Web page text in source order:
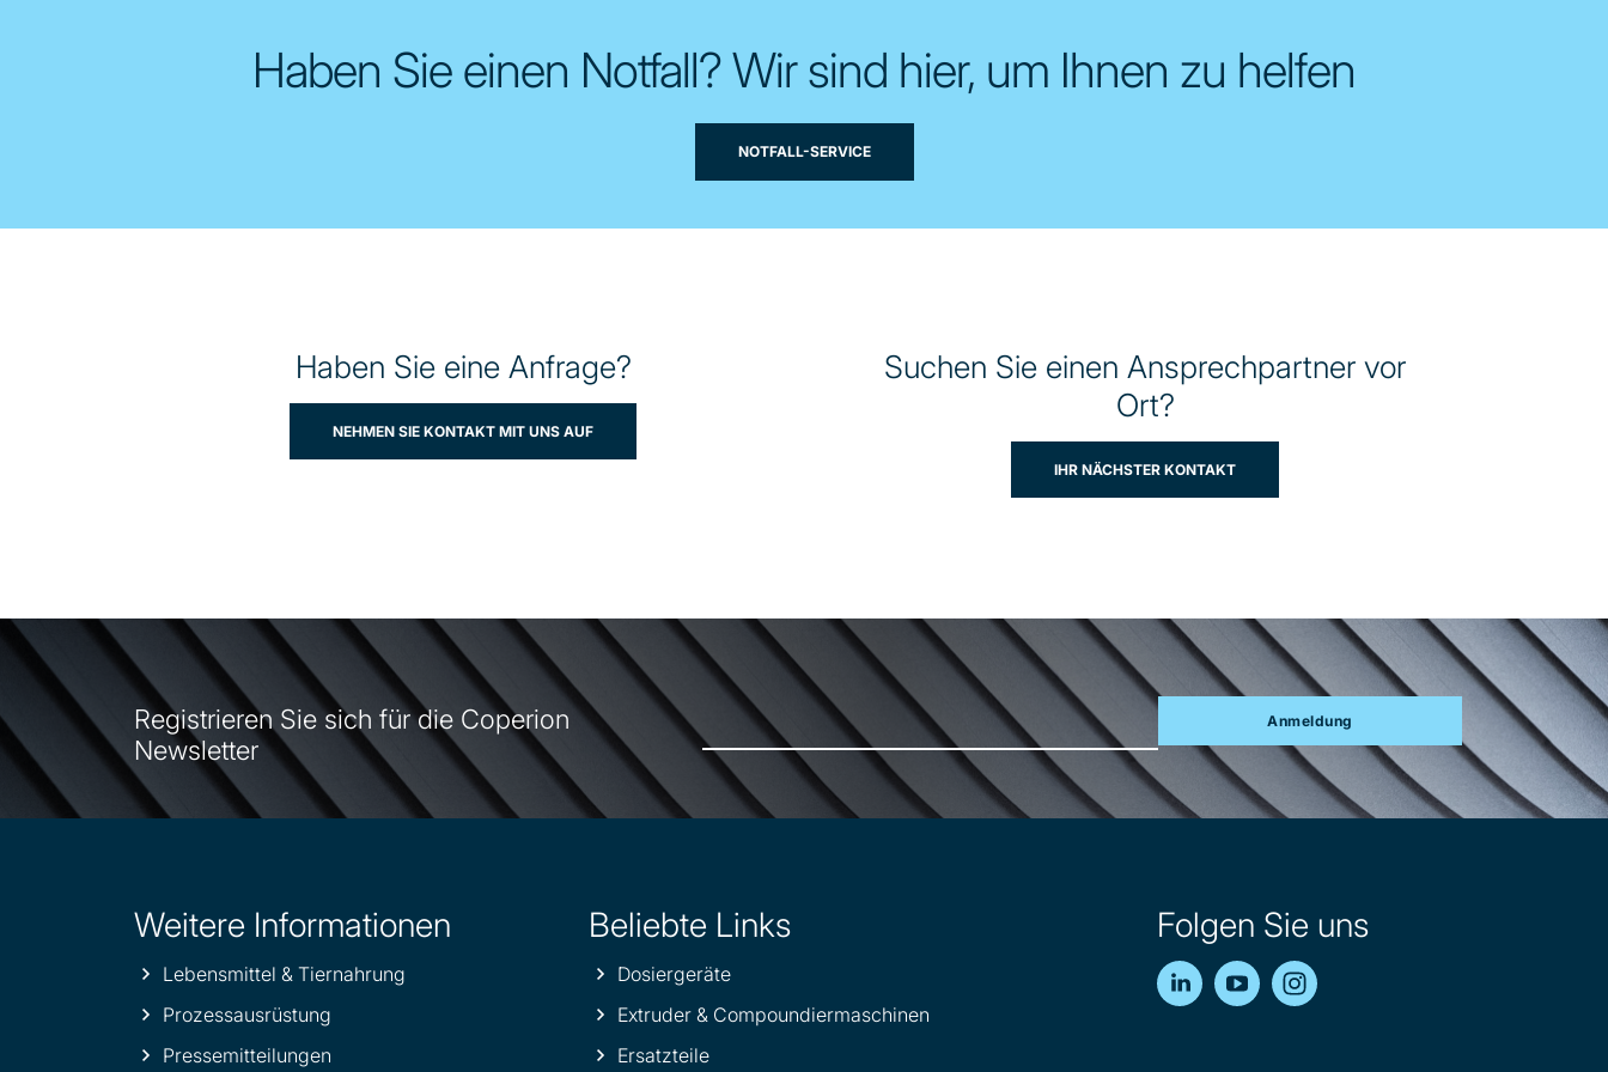
Haben Sie einen Notfall? Wir sind hier, um Ihnen zu helfen
NOTFALL-SERVICE
Haben Sie eine Anfrage?
NEHMEN SIE KONTAKT MIT UNS AUF
Suchen Sie einen Ansprechpartner vor
Ort?
IHR NÄCHSTER KONTAKT
Registrieren Sie sich für die Coperion
Newsletter
Anmeldung
Site
information
Weitere Informationen
Lebensmittel & Tiernahrung
Prozessausrüstung
Pressemitteilungen
Beliebte Links
Dosiergeräte
Extruder & Compoundiermaschinen
Ersatzteile
Folgen Sie uns
LinkedInYouTube